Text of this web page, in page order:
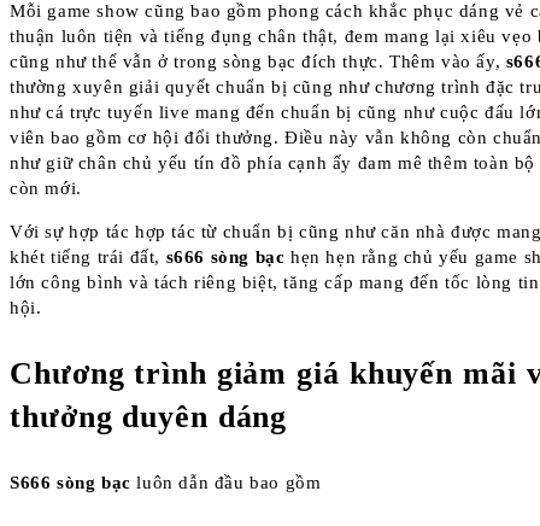
Mỗi game show cũng bao gồm phong cách khắc phục dáng vẻ
thuận luôn tiện và tiếng đụng chân thật, đem mang lại xiêu vẹo
cũng như thể vẫn ở trong sòng bạc đích thực. Thêm vào ấy,
thường xuyên giải quyết chuẩn bị cũng như chương trình đặc
như cá trực tuyến live mang đến chuẩn bị cũng như cuộc đấu
viên bao gồm cơ hội đổi thưởng. Điều này vẫn không còn
như giữ chân chủ yếu tín đồ phía cạnh ấy đam mê thêm toàn
còn mới.
Với sự hợp tác hợp tác từ chuẩn bị cũng như căn nhà được
khét tiếng trái đất, s666 sòng bạc hẹn hẹn rằng chủ yếu game
lớn công bình và tách riêng biệt, tăng cấp mang đến tốc lòng
hội.
Chương trình giảm giá khuyến mãi
thưởng duyên dáng
S666 sòng bạc luôn dẫn đầu bao gồm